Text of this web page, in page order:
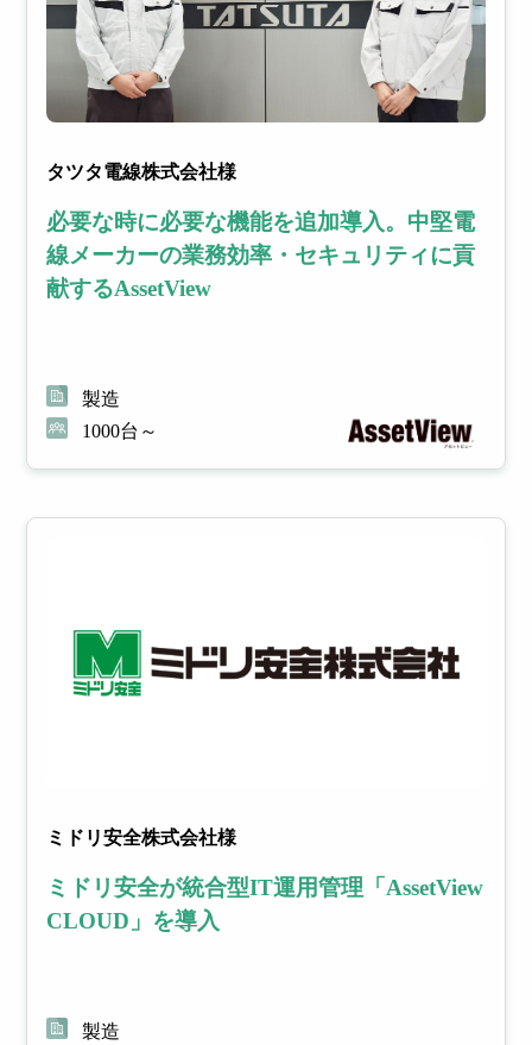
タツタ電線株式会社様
必要な時に必要な機能を追加導入。中堅電
線メーカーの業務効率・セキュリティに貢
献するAssetView
製造
1000台～
ミドリ安全株式会社様
ミドリ安全が統合型IT運用管理「AssetView
CLOUD」を導入
製造